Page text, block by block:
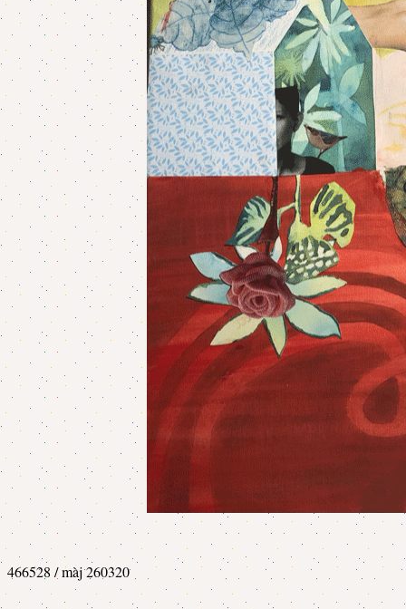
466528 / màj 260320